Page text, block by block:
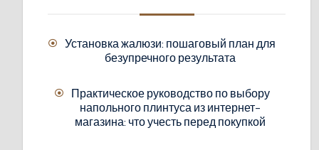
Установка жалюзи: пошаговый план для
безупречного результата
Практическое руководство по выбору
напольного плинтуса из интернет-
магазина: что учесть перед покупкой